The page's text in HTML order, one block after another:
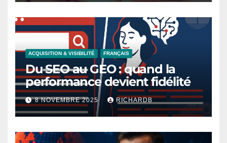
ACQUISITION & VISIBILITÉ FRANÇAIS
Du SEO au GEO : quand la
performance devient fidélité
8 NOVEMBRE 2025 RICHARDB